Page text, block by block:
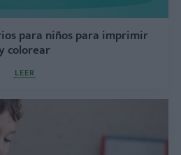
para niños para imprimir
colorear
LEER